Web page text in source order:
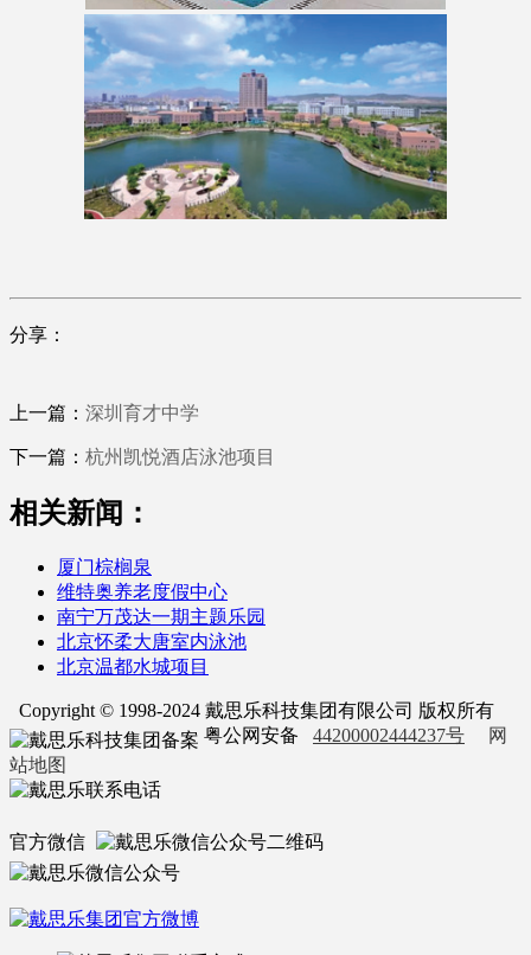
分享：
上一篇： 深圳育才中学
下一篇： 杭州凯悦酒店泳池项目
相关新闻：
厦门棕榈泉
维特奥养老度假中心
南宁万茂达一期主题乐园
北京怀柔大唐室内泳池
北京温都水城项目
Copyright © 1998-2024 戴思乐科技集团有限公司 版权所有
粤公网安备 44200002444237号
网
站地图
官方微信